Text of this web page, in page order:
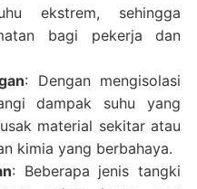
ekstrem, sehingga
bagi pekerja dan
: Dengan mengisolasi
dampak suhu yang
material sekitar atau
kimia yang berbahaya.
: Beberapa jenis tangki